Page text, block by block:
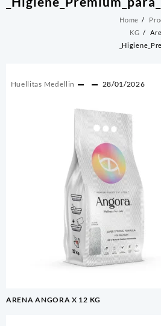
Home
KG
Huellitas Medellin 28/01/2026
Navegación
ARENA ANGORA X 12 KG